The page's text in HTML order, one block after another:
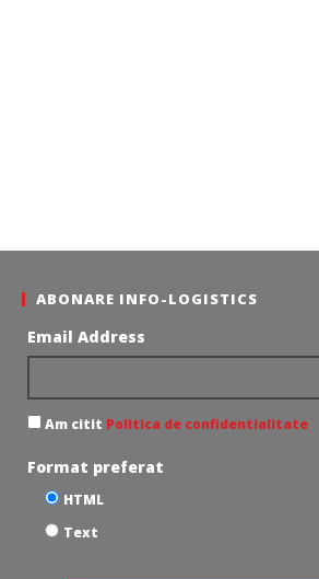
ABONARE INFO-LOGISTICS
Email Address
Am citit Politica de confidentialitate
Format preferat
HTML
Text